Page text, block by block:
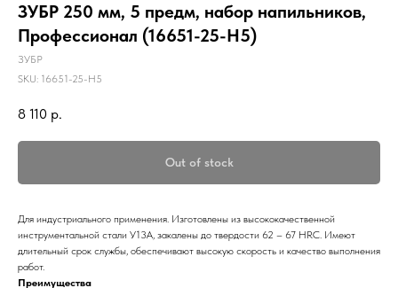
ЗУБР 250 мм, 5 предм, набор напильников,
Профессионал (16651-25-H5)
ЗУБР
SKU: 16651-25-H5
8 110 р.
Out of stock
Для индустриального применения. Изготовлены из высококачественной
инструментальной стали У13А, закалены до твердости 62 – 67 HRC. Имеют
длительный срок службы, обеспечивают высокую скорость и качество выполнения
работ.
Преимущества